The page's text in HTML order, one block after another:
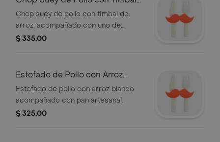
de Arroz
Chop suey de pollo con timbal de
arroz, acompañado con uno de
nuestros panes artesanales.
$ 335,00
Estofado de Pollo con Arroz
Blanco
Estofado de pollo con arroz blanco
acompañado con pan artesanal.
$ 325,00